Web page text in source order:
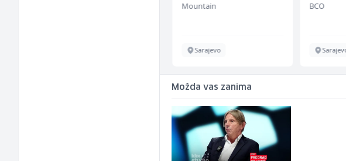
Mountain
Sarajevo
BCO
Možda vas zanima